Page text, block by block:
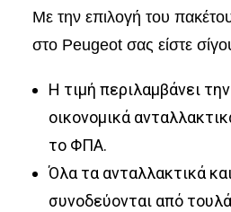
Με την επιλογή του
στο Peugeot σας είστε
Η τιμή περιλαμβάνει
οικονομικά
το ΦΠΑ.
Όλα τα ανταλλακτικά
συνοδεύονται από